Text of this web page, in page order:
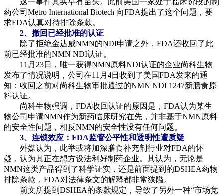
药公司Metro International Biotech 向FDA提出了这个问题，要
求FDA认真对待排除条款。
2、撤回已经批准的认证
除了拒绝金达威NMN的NDI申请之外，FDA还收回了此
前已经批准的NMN NDI认证。
11月23日，唯一获得NMN原料NDI认证的企业尚科生物
发布了情况说明，公司在11月4日收到了美国FDA发来的通
知：收回之前对尚科生物审批通过的NMN NDI 1247新膳食原
料认证。
尚科生物强调，FDA收回认证的原因是，FDA认为某生
物公司申请NMN作为新药临床研究在先，并非基于NMN原料
的安全性问题，相反NMN的安全性没有任何问题。
3、连锁效应：FDA监管公平性和透明性遭质疑
外媒认为，此举或将加深膳食补充剂行业对FDA的怀
疑，认为其正在想方设法利好制药企业。其认为，无论是
NMN这类产品得到了科学证实，还是前面提到的DSHEA药物
排除条款，FDA对法律条文的解释都非常狭隘。
前文所提到DSHEA的条款规定，导致了另外一种“市场竞